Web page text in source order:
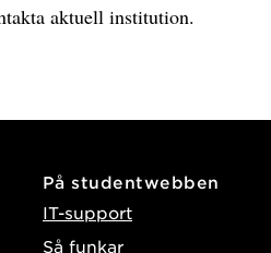
aktuell institution.
På studentwebben
IT-support
Så funkar